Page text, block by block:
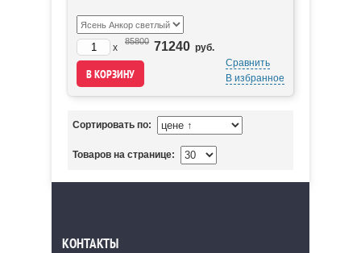
x
85800 71240 руб.
Сравнить
В избранное
Сортировать по:
Товаров на странице:
КОНТАКТЫ